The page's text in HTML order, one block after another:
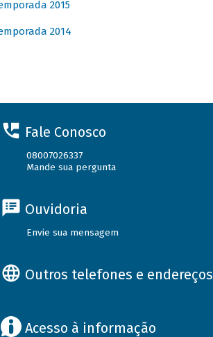
2015
2014
Fale Conosco
08007026337
Mande sua pergunta
Ouvidoria
Envie sua mensagem
Outros telefones e endereços
Acesso à informação